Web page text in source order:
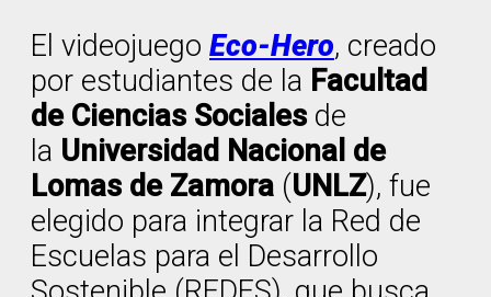
El videojuego Eco-Hero, creado
por estudiantes de la Facultad
de Ciencias Sociales de
la Universidad Nacional de
Lomas de Zamora (UNLZ), fue
elegido para integrar la Red de
Escuelas para el Desarrollo